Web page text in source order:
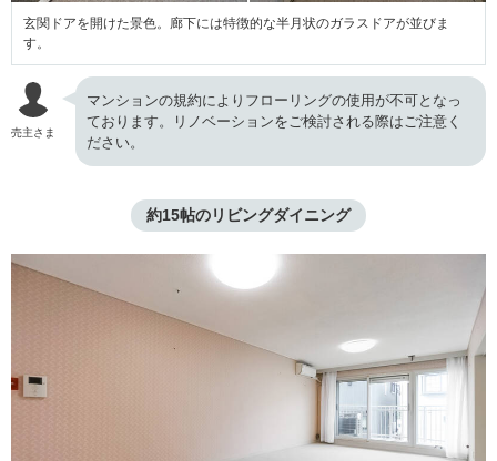
玄関ドアを開けた景色。廊下には特徴的な半月状のガラスドアが並びま
す。
売主さま
マンションの規約によりフローリングの使用が不可となっ
ております。リノベーションをご検討される際はご注意く
ださい。
約15帖のリビングダイニング